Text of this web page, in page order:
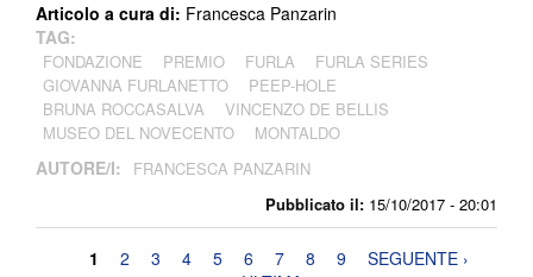
Pubblicato il: 15/10/2017 - 20:01
Articolo a cura di: Francesca Panzarin
TAG:
FONDAZIONE PREMIO FURLA
FURLA SERIES
GIOVANNA FURLANETTO
PEEP-HOLE
BRUNA ROCCASALVA
VINCENZO DE BELLIS
MUSEO DEL NOVECENTO
MONTALDO
AUTORE/I: FRANCESCA PANZARIN
Pagine
1 2 3 4 5 6 7 8 9
SEGUENTE ›